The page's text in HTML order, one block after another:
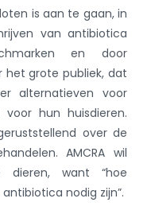
is aan te gaan, in
van antibiotica
en door
het grote publiek, dat
alternatieven voor
hun huisdieren.
over de
AMCRA wil
dieren, want “hoe
nodig zijn”.